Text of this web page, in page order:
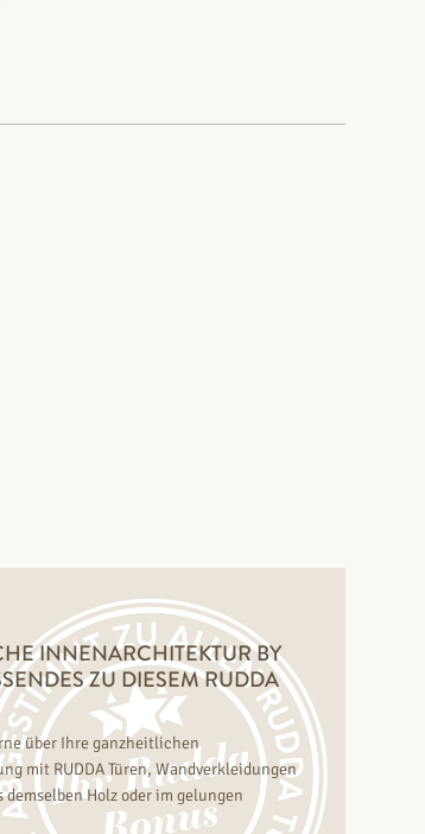
INNENARCHITEKTUR BY
ZU DIESEM RUDDA
über Ihre ganzheitlichen
mit RUDDA Türen, Wandverkleidungen
Holz oder im gelungen